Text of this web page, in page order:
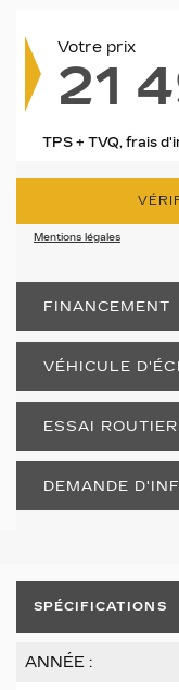
SPÉCIFICATIONS
ANNÉE :
Votre prix
21
Mentions légales
FINANCEMENT
VÉHICULE
ESSAI ROUTIER
DEMANDE